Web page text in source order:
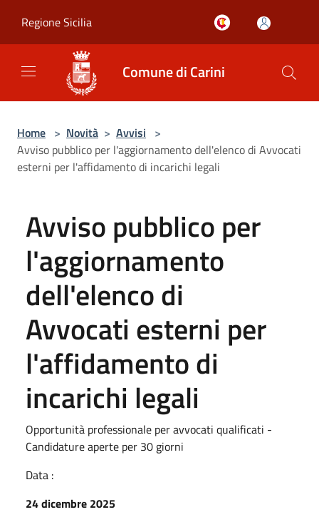
Regione Sicilia
Comune di Carini
Home > Novità > Avvisi >
Avviso pubblico per l'aggiornamento dell'elenco di Avvocati
esterni per l'affidamento di incarichi legali
Avviso pubblico per
l'aggiornamento
dell'elenco di
Avvocati esterni per
l'affidamento di
incarichi legali
Opportunità professionale per avvocati qualificati -
Candidature aperte per 30 giorni
Data :
24 dicembre 2025